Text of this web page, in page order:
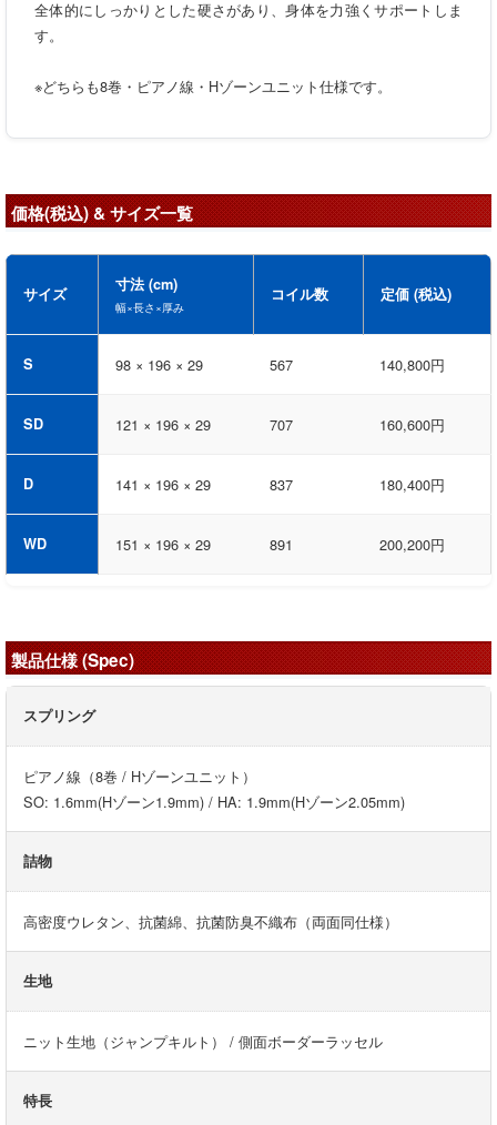
全体的にしっかりとした硬さがあり、身体を力強くサポートしま
す。
※どちらも8巻・ピアノ線・Hゾーンユニット仕様です。
価格(税込) & サイズ一覧
サイズ 寸法 (cm)
幅×長さ×厚み
コイル数 定価 (税込)
S 98 × 196 × 29 567 140,800円
SD 121 × 196 × 29 707 160,600円
D 141 × 196 × 29 837 180,400円
WD 151 × 196 × 29 891 200,200円
製品仕様 (Spec)
スプリング
ピアノ線（8巻 / Hゾーンユニット）
SO: 1.6mm(Hゾーン1.9mm) / HA: 1.9mm(Hゾーン2.05mm)
詰物
高密度ウレタン、抗菌綿、抗菌防臭不織布（両面同仕様）
生地
ニット生地（ジャンプキルト） / 側面ボーダーラッセル
特長